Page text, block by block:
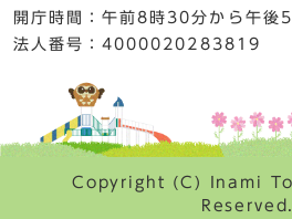
開庁時間：午前8時30分から午後
法人番号：4000020283819
Copyright (C) Inami
Reserved.